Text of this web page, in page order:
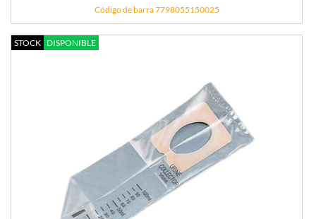
Código de barra 7798055150025
STOCK DISPONIBLE